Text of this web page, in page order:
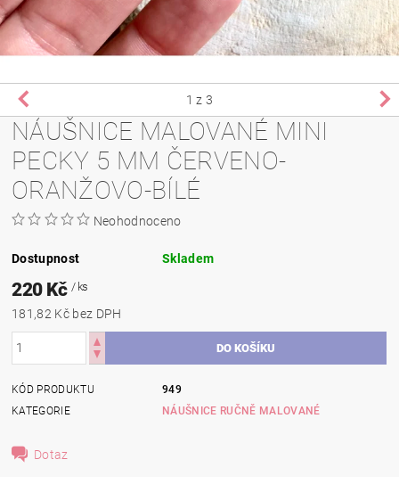
1 z 3
NÁUŠNICE MALOVANÉ MINI
PECKY 5 MM ČERVENO-
ORANŽOVO-BÍLÉ
Neohodnoceno
Dostupnost Skladem
220 Kč / ks
181,82 Kč bez DPH
KÓD PRODUKTU
949
KATEGORIE
NÁUŠNICE RUČNĚ MALOVANÉ
Dotaz